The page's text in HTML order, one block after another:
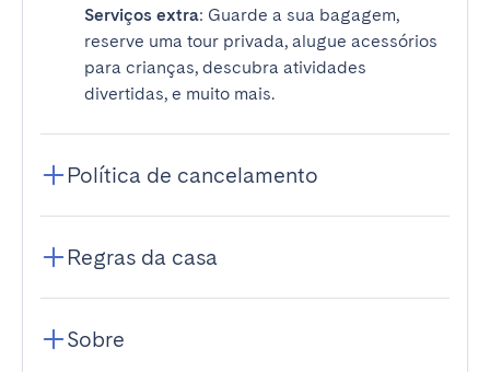
Serviços extra: Guarde a sua bagagem,
reserve uma tour privada, alugue acessórios
para crianças, descubra atividades
divertidas, e muito mais.
Política de cancelamento
Regras da casa
Sobre